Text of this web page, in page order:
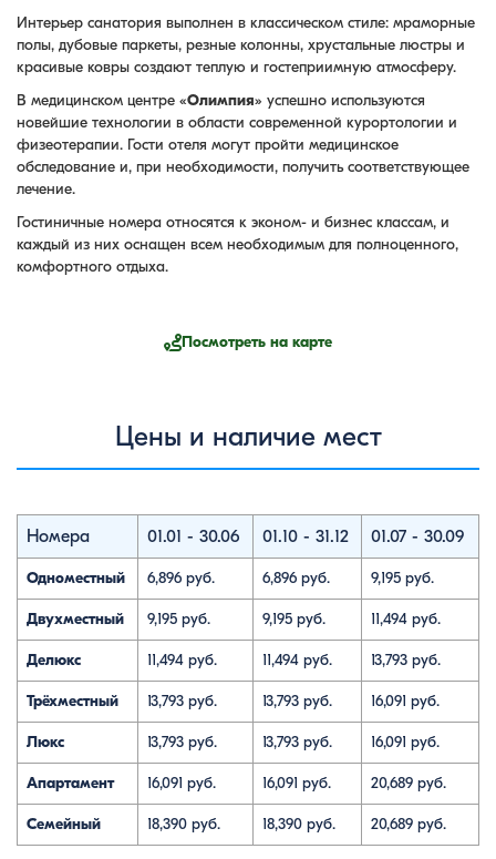
Интерьер санатория выполнен в классическом стиле: мраморные
полы, дубовые паркеты, резные колонны, хрустальные люстры и
красивые ковры создают теплую и гостеприимную атмосферу.
В медицинском центре «Олимпия» успешно используются
новейшие технологии в области современной курортологии и
физеотерапии. Гости отеля могут пройти медицинское
обследование и, при необходимости, получить соответствующее
лечение.
Гостиничные номера относятся к эконом- и бизнес классам, и
каждый из них оснащен всем необходимым для полноценного,
комфортного отдыха.
Посмотреть на карте
Цены и наличие мест
Номера 01.01 - 30.06 01.10 - 31.12 01.07 - 30.09
Одноместный 6,896 руб. 6,896 руб. 9,195 руб.
Двухместный 9,195 руб. 9,195 руб. 11,494 руб.
Делюкс 11,494 руб. 11,494 руб. 13,793 руб.
Трёхместный 13,793 руб. 13,793 руб. 16,091 руб.
Люкс 13,793 руб. 13,793 руб. 16,091 руб.
Апартамент 16,091 руб. 16,091 руб. 20,689 руб.
Семейный 18,390 руб. 18,390 руб. 20,689 руб.